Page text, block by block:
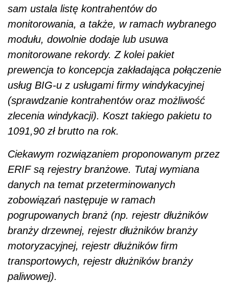
sam ustala listę kontrahentów do
monitorowania, a także, w ramach wybranego
modułu, dowolnie dodaje lub usuwa
monitorowane rekordy. Z kolei pakiet
prewencja to koncepcja zakładająca połączenie
usług BIG-u z usługami firmy windykacyjnej
(sprawdzanie kontrahentów oraz możliwość
zlecenia windykacji). Koszt takiego pakietu to
1091,90 zł brutto na rok.
Ciekawym rozwiązaniem proponowanym przez
ERIF są rejestry branżowe. Tutaj wymiana
danych na temat przeterminowanych
zobowiązań następuje w ramach
pogrupowanych branż (np. rejestr dłużników
branży drzewnej, rejestr dłużników branży
motoryzacyjnej, rejestr dłużników firm
transportowych, rejestr dłużników branży
paliwowej).